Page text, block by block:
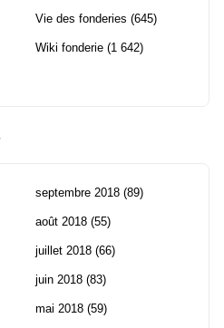
Vie des fonderies (645)
Wiki fonderie (1 642)
septembre 2018 (89)
août 2018 (55)
juillet 2018 (66)
juin 2018 (83)
mai 2018 (59)